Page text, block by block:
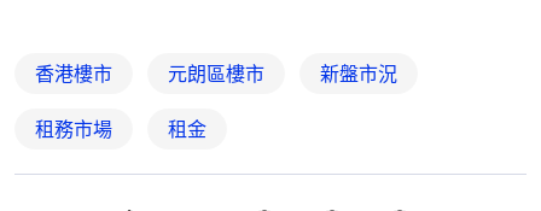
香港樓市 元朗區樓市 新盤市況
租務市場 租金